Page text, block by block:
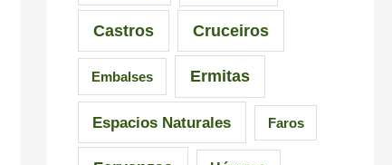
Castros Cruceiros
Embalses Ermitas
Espacios Naturales Faros